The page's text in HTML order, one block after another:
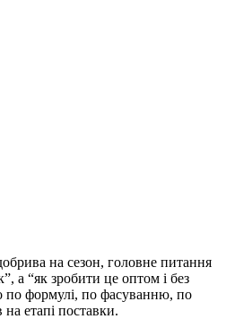
на сезон, головне питання
а “як зробити це оптом і без
по формулі, по фасуванню, по
на етапі поставки.